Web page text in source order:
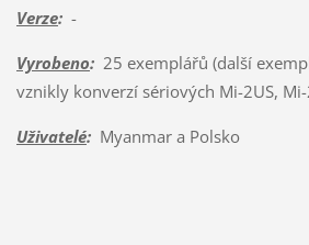
Verze:-
Vyrobeno:25 exemplářů (další
vznikly konverzí sériových Mi-2US, Mi-
Uživatelé:Myanmar a Polsko